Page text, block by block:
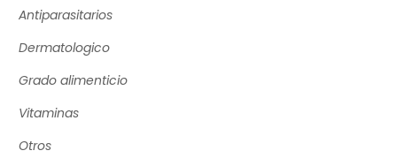
Antiparasitarios
Dermatologico
Grado alimenticio
Vitaminas
Otros